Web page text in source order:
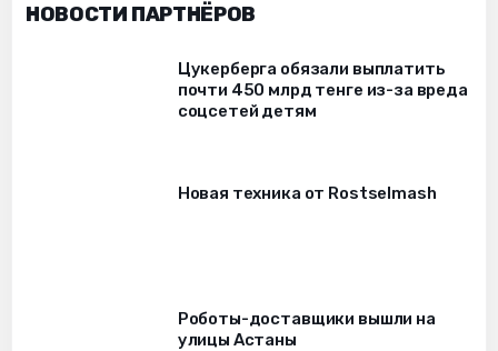
НОВОСТИ ПАРТНЁРОВ
Цукерберга обязали выплатить
почти 450 млрд тенге из-за вреда
соцсетей детям
Новая техника от Rostselmash
Роботы-доставщики вышли на
улицы Астаны